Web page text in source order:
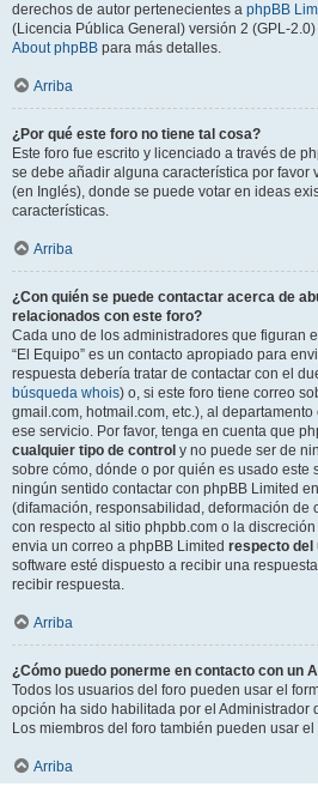
derechos de autor pertenecientes a phpBB
(Licencia Pública General) versión 2 (GPL-
About phpBB para más detalles.
Arriba
¿Por qué este foro no tiene tal cosa?
Este foro fue escrito y licenciado a través de
se debe añadir alguna característica por favor
(en Inglés), donde se puede votar en ideas
características.
Arriba
¿Con quién se puede contactar acerca de
relacionados con este foro?
Cada uno de los administradores que figuran
“El Equipo” es un contacto apropiado para
respuesta debería tratar de contactar con el
búsqueda whois) o, si este foro tiene correo
gmail.com, hotmail.com, etc.), al
ese servicio. Por favor, tenga en cuenta que
cualquier tipo de control y no puede ser de
sobre cómo, dónde o por quién es usado este
ningún sentido contactar con phpBB Limited
(difamación, responsabilidad, deformación de
con respecto al sitio phpbb.com o la
envia un correo a phpBB Limited respecto del
software esté dispuesto a recibir una
recibir respuesta.
Arriba
¿Cómo puedo ponerme en contacto con un
Todos los usuarios del foro pueden usar el
opción ha sido habilitada por el Administrador
Los miembros del foro también pueden usar el
Arriba